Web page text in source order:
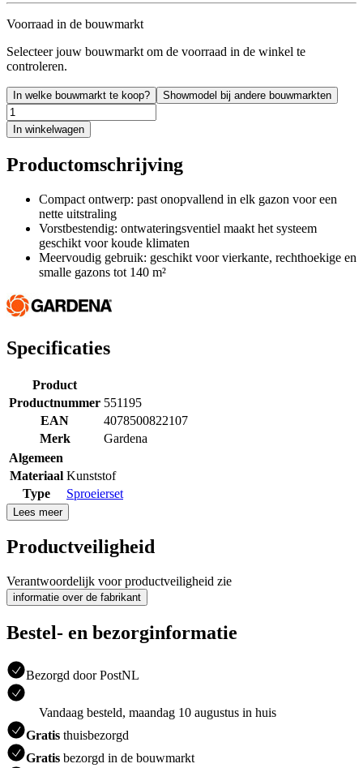
Voorraad in de bouwmarkt
Selecteer jouw bouwmarkt om de voorraad in de winkel te
controleren.
In welke bouwmarkt te koop? Showmodel bij andere bouwmarkten
In winkelwagen
Productomschrijving
Compact ontwerp: past onopvallend in elk gazon voor een
nette uitstraling
Vorstbestendig: ontwateringsventiel maakt het systeem
geschikt voor koude klimaten
Meervoudig gebruik: geschikt voor vierkante, rechthoekige en
smalle gazons tot 140 m²
Specificaties
Product
Productnummer 551195
EAN
4078500822107
Merk
Gardena
Algemeen
Materiaal Kunststof
Type
Sproeierset
Lees meer
Productveiligheid
Verantwoordelijk voor productveiligheid zie
informatie over de fabrikant
Bestel- en bezorginformatie
Bezorgd door PostNL
Vandaag besteld, maandag 10 augustus in huis
Gratis thuisbezorgd
Gratis bezorgd in de bouwmarkt